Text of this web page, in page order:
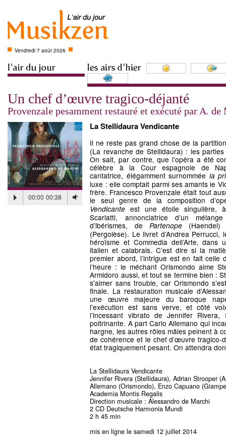
Vendredi 7 août 2026
Un chef d’œuvre tragico-déjanté
Provenzale pesamment restauré et exécuté par A. de
00:00 00:38
La Stellidaura Vendicante
Il ne reste pas grand chose de la
(La revanche de Stellidaura) : les
On sait, par contre, que l'opéra a été
célèbre à la Cour espagnole de
cantatrice, élégamment surnommée la
luxe : elle comptait parmi ses amants le
frère. Francesco Provenzale était tout
le seul genre de la composition
Vendicante est une étoile singulière,
Scarlatti, annonciatrice d’un
d’ibérismes, dePartenope
(Pergolèse). Le livret d’Andrea Perrucci,
héroïsme et Commedia dell’Arte, dans
italien et calabrais. C’est dire si la
premier abord, l’intrigue est en fait celle
l’heure : le méchant Orismondo aime
Armidoro aussi, et tout se termine bien :
s'aimer sans trouble, car Orismondo
finale. La restauration musicale
une œuvre majeure du baroque
l'exécution est sans verve, et côté
l’incessant vibrato de Jennifer
poitrinante. A part Carlo Allemano qui
hargne, les autres rôles mâles peinent à
de cohérence et le chef d’œuvre
état tragiquement pesant. On attendra
La Stellidaura Vendicante
Jennifer Rivera (Stellidaura), Adrian Strooper
Allemano (Orismondo), Enzo Capuano
Academia Montis Regalis
Direction musicale : Alessandro de Marchi
2 CD Deutsche Harmonia Mundi
2 h 45 min
mis en ligne le samedi 12 juillet 2014